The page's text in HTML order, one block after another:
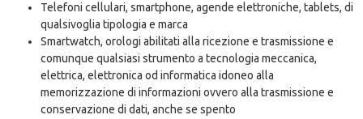
Telefoni cellulari, smartphone, agende elettroniche, tablets, di
qualsivoglia tipologia e marca
Smartwatch, orologi abilitati alla ricezione e trasmissione e
comunque qualsiasi strumento a tecnologia meccanica,
elettrica, elettronica od informatica idoneo alla
memorizzazione di informazioni ovvero alla trasmissione e
conservazione di dati, anche se spento